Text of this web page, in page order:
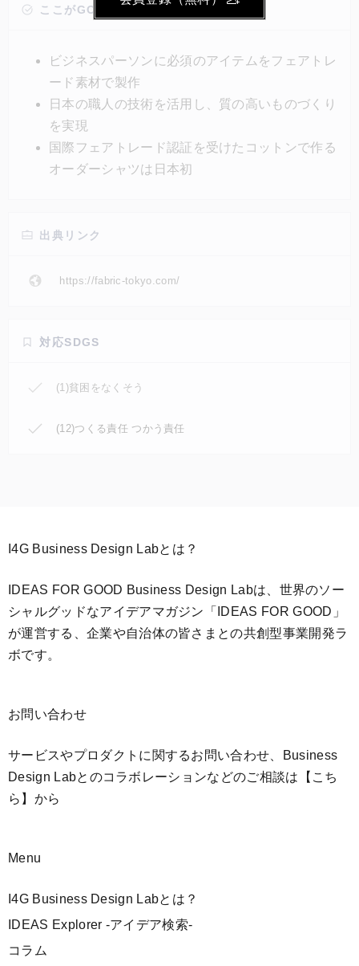
ーダーシャツで、3年間無農薬の農家で栽培された
は自社で企画・製造した商品を直接自社のECサイト
で販売する「D2C」を取り入れ、生産から発送までを
一括して管理している。
ここがGOOD!
ビジネスパーソンに必須のアイテムをフェアトレ
ード素材で製作
日本の職人の技術を活用し、質の高いものづくり
を実現
国際フェアトレード認証を受けたコットンで作る
オーダーシャツは日本初
出典リンク
https://fabric-tokyo.com/
対応SDGS
(1)貧困をなくそう
(12)つくる責任 つかう責任
I4G Business Design Labとは？
IDEAS FOR GOOD Business Design Labは、世界のソー
シャルグッドなアイデアマガジン「IDEAS FOR GOOD」
が運営する、企業や自治体の皆さまとの共創型事業開発ラ
ボです。
お問い合わせ
サービスやプロダクトに関するお問い合わせ、Business
Design Labとのコラボレーションなどのご相談は 【こち
ら】 から
Menu
I4G Business Design Labとは？
IDEAS Explorer -アイデア検索-
コラム